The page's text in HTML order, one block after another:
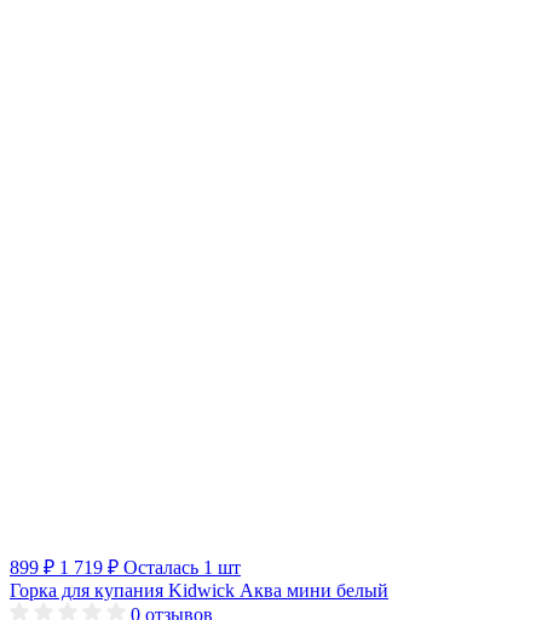
899 ₽ 1 719 ₽ Осталась 1 шт
Горка для купания Kidwick Аква мини белый
0 отзывов